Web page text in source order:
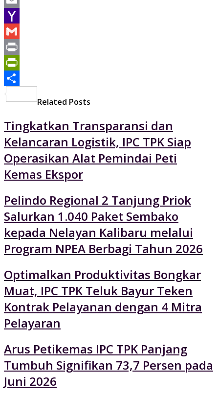
Email
Yahoo
Mail
Gmail
Print
PrintFriendly
Related Posts
Tingkatkan Transparansi dan
Kelancaran Logistik, IPC TPK Siap
Operasikan Alat Pemindai Peti
Kemas Ekspor
Pelindo Regional 2 Tanjung Priok
Salurkan 1.040 Paket Sembako
kepada Nelayan Kalibaru melalui
Program NPEA Berbagi Tahun 2026
Optimalkan Produktivitas Bongkar
Muat, IPC TPK Teluk Bayur Teken
Kontrak Pelayanan dengan 4 Mitra
Pelayaran
Arus Petikemas IPC TPK Panjang
Tumbuh Signifikan 73,7 Persen pada
Juni 2026